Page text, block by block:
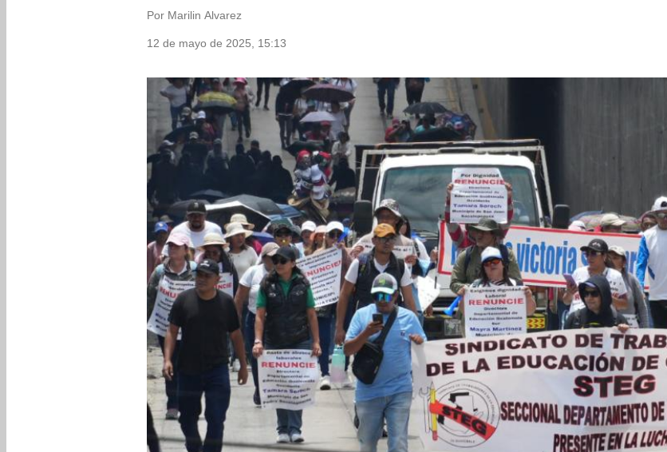
Por Marilin Alvarez
12 de mayo de 2025, 15:13